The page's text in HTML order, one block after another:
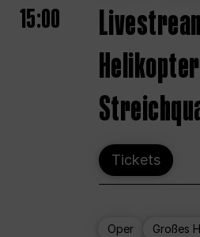
15:00
Tickets
Oper Großes